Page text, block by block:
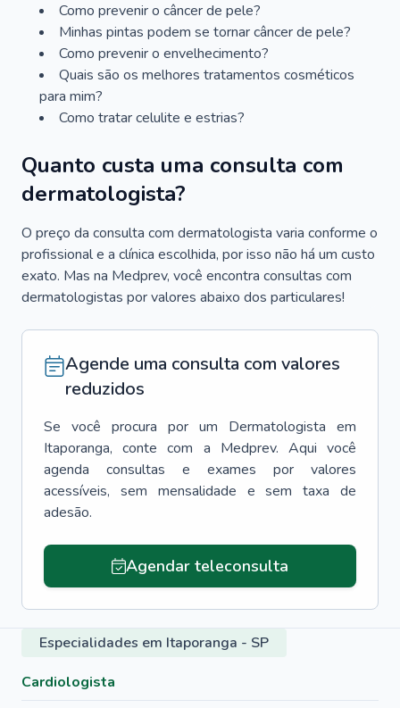
Como prevenir o câncer de pele?
Minhas pintas podem se tornar câncer de pele?
Como prevenir o envelhecimento?
Quais são os melhores tratamentos cosméticos
para mim?
Como tratar celulite e estrias?
Quanto custa uma consulta com
dermatologista?
O preço da consulta com dermatologista varia conforme o
profissional e a clínica escolhida, por isso não há um custo
exato. Mas na Medprev, você encontra consultas com
dermatologistas por valores abaixo dos particulares!
Agende uma consulta com valores
reduzidos
Se você procura por um Dermatologista em
Itaporanga, conte com a Medprev. Aqui você
agenda consultas e exames por valores
acessíveis, sem mensalidade e sem taxa de
adesão.
Agendar teleconsulta
Especialidades em Itaporanga - SP
Cardiologista